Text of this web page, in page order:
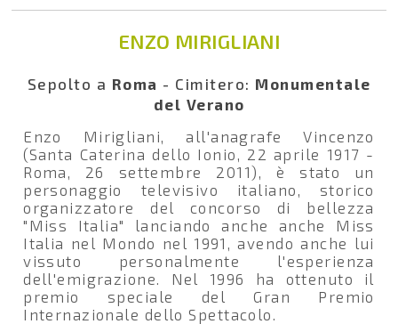
ENZO MIRIGLIANI
Sepolto a Roma - Cimitero: Monumentale
del Verano
Enzo Mirigliani, all'anagrafe Vincenzo
(Santa Caterina dello Ionio, 22 aprile 1917 -
Roma, 26 settembre 2011), è stato un
personaggio televisivo italiano, storico
organizzatore del concorso di bellezza
"Miss Italia" lanciando anche anche Miss
Italia nel Mondo nel 1991, avendo anche lui
vissuto personalmente l'esperienza
dell'emigrazione. Nel 1996 ha ottenuto il
premio speciale del Gran Premio
Internazionale dello Spettacolo.